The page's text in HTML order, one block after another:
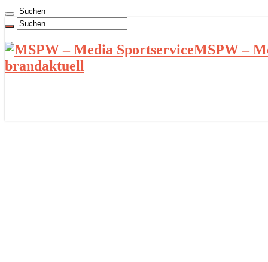
MSPW –
brandaktuell